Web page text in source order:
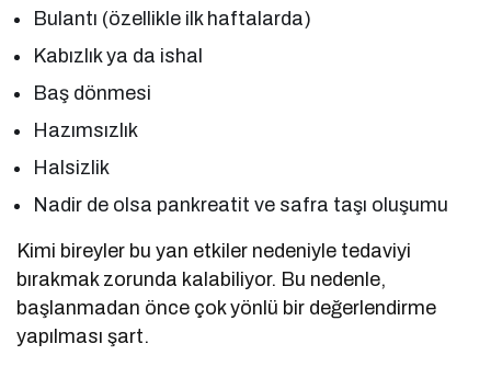
Bulantı (özellikle ilk haftalarda)
Kabızlık ya da ishal
Baş dönmesi
Hazımsızlık
Halsizlik
Nadir de olsa pankreatit ve safra taşı oluşumu
Kimi bireyler bu yan etkiler nedeniyle tedaviyi
bırakmak zorunda kalabiliyor. Bu nedenle,
başlanmadan önce çok yönlü bir değerlendirme
yapılması şart.